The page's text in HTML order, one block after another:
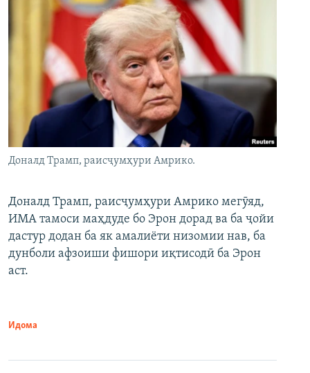
Доналд Трамп, раисҷумҳури Амрико.
Доналд Трамп, раисҷумҳури Амрико мегӯяд,
ИМА тамоси маҳдуде бо Эрон дорад ва ба ҷойи
дастур додан ба як амалиёти низомии нав, ба
дунболи афзоиши фишори иқтисодӣ ба Эрон
аст.
Идома